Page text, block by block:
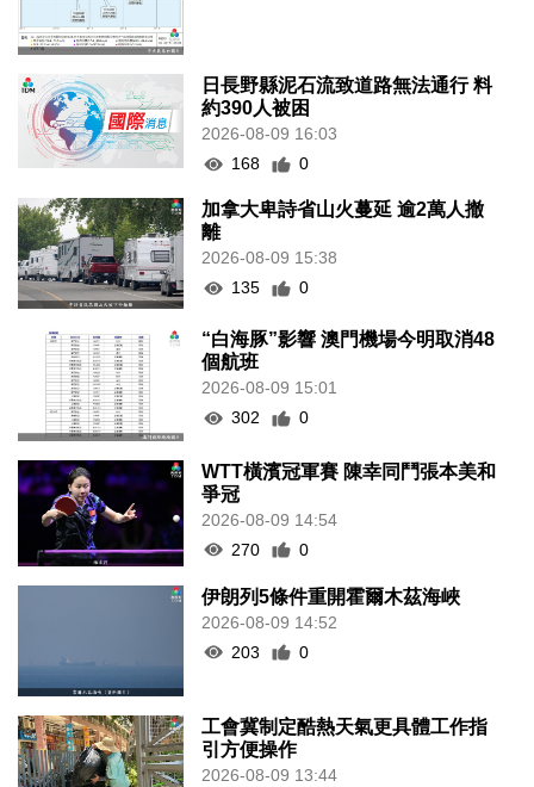
日長野縣泥石流致道路無法通行 料
約390人被困
2026-08-09 16:03
168
0
加拿大卑詩省山火蔓延 逾2萬人撤
離
2026-08-09 15:38
135
0
“白海豚”影響 澳門機場今明取消48
個航班
2026-08-09 15:01
302
0
WTT橫濱冠軍賽 陳幸同鬥張本美和
爭冠
2026-08-09 14:54
270
0
伊朗列5條件重開霍爾木茲海峽
2026-08-09 14:52
203
0
工會冀制定酷熱天氣更具體工作指
引方便操作
2026-08-09 13:44